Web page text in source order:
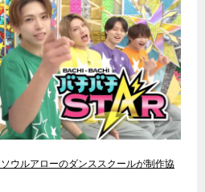
ウルアローのダンススクールが制作協